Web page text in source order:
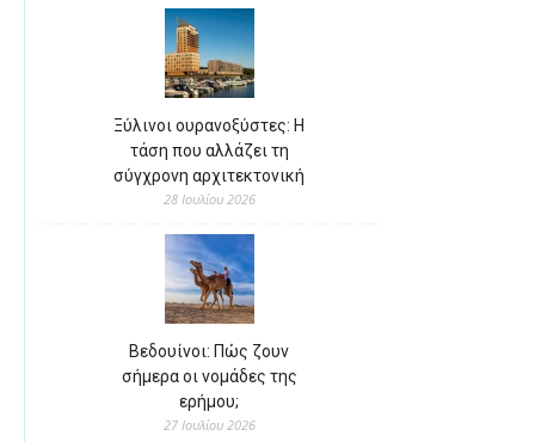
Ξύλινοι ουρανοξύστες: Η
τάση που αλλάζει τη
σύγχρονη αρχιτεκτονική
28 Ιουλίου 2026
Βεδουίνοι: Πώς ζουν
σήμερα οι νομάδες της
ερήμου;
27 Ιουλίου 2026